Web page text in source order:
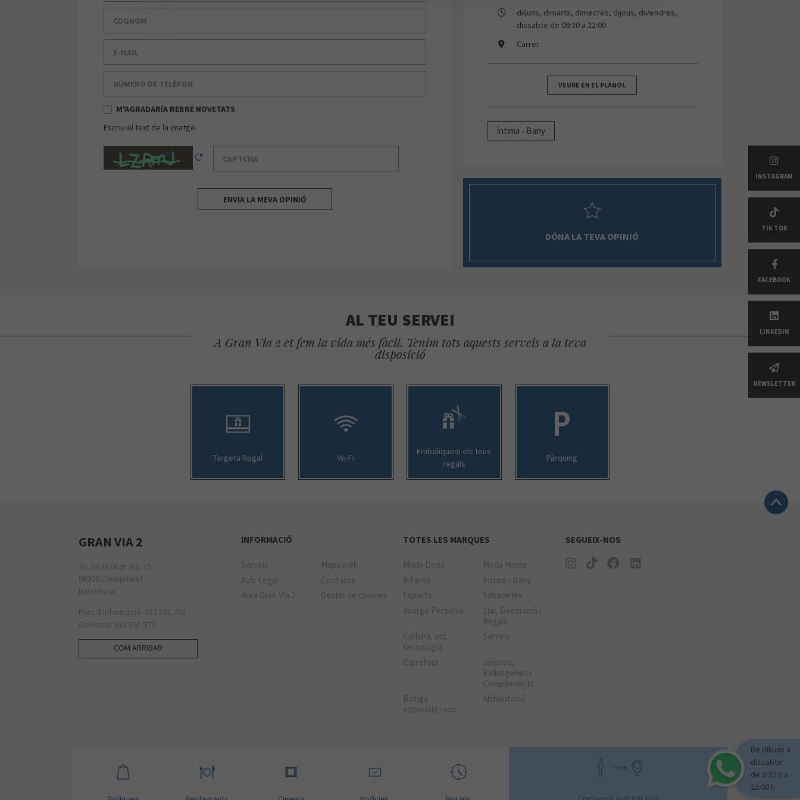
INSTAGRAM
TIK TOK
FACEBOOK
LINKEDIN
NEWSLETTER
M'AGRADARÍA REBRE NOVETATS
Escriu el text de la imatge.
Captcha
ENVIA LA MEVA OPINIÓ
dilluns, dimarts, dimecres, dijous, divendres,
dissabte de 09:30 a 22:00
Carrer
VEURE EN EL PLÀNOL
Íntima - Bany
DÓNA LA TEVA OPINIÓ
AL TEU SERVEI
A Gran Via 2 et fem la vida més fàcil. Tenim tots aquests serveis a la teva
disposició
Targeta Regal Wi-Fi
Emboliquem els teus
regals
Pàrquing
GRAN VIA 2
Av. de la Gran Via, 75
08908 L'Hospitalet
Barcelona
Punt d'Informació: 932 591 762.
Gerència: 932 591 572.
COM ARRIBAR
INFORMACIÓ
Serveis
Mapa web
Avís Legal
Contacte
Àrea Gran Via 2
Gestió de cookies
TOTES LES MARQUES
Moda Dona
Moda Home
Infantil
Íntima - Bany
Esports
Sabateries
Imatge Personal
Llar, Decoració i
Regals
Cultura, oci,
tecnologia
Serveis
Carrefour
Joieries,
Rellotgeries i
Complements
Botiga
especialitzada
Alimentació
SEGUEIX-NOS
De dilluns a
dissabte
de 9:30 h a
22:00 h